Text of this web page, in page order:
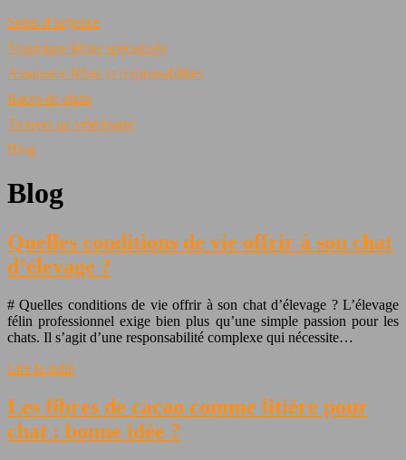
Soins d’urgence
Nourriture féline spécialisée
Assurance féline et responsabilités
Races de chats
Trouver un vétérinaire
Blog
Blog
Quelles conditions de vie offrir à son chat
d’élevage ?
# Quelles conditions de vie offrir à son chat d’élevage ? L’élevage
félin professionnel exige bien plus qu’une simple passion pour les
chats. Il s’agit d’une responsabilité complexe qui nécessite…
Lire la suite
Les fibres de cacao comme litière pour
chat : bonne idée ?